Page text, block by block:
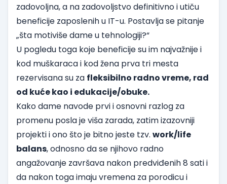
zadovoljna, a na zadovoljstvo definitivno i utiču
beneficije zaposlenih u IT-u. Postavlja se pitanje
„šta motiviše dame u tehnologiji?“
U pogledu toga koje beneficije su im najvažnije i
kod muškaraca i kod žena prva tri mesta
rezervisana su za fleksibilno radno vreme, rad
od kuće kao i edukacije/obuke.
Kako dame navode prvi i osnovni razlog za
promenu posla je viša zarada, zatim izazovniji
projekti i ono što je bitno jeste tzv. work/life
balans, odnosno da se njihovo radno
angažovanje završava nakon predviđenih 8 sati i
da nakon toga imaju vremena za porodicu i